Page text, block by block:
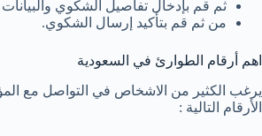
ثم قم بإدخال تفاصيل الشكوي والبيانات
من ثم قم بتأكيد إرسال الشكوي.
اهم أرقام الطوارئ في السعودية
يرغب الكثير من الاشخاص في التواصل مع
الأرقام التالية :